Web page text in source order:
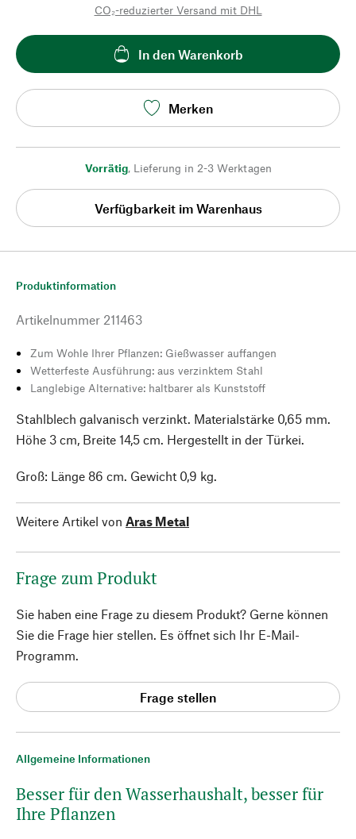
CO₂-reduzierter Versand mit DHL
In den Warenkorb
Merken
Vorrätig, Lieferung in 2-3 Werktagen
Verfügbarkeit im Warenhaus
Allgemeine Informationen
Besser für den Wasserhaushalt, besser für
Ihre Pflanzen
Produktinformation
Artikelnummer 211463
Zum Wohle Ihrer Pflanzen: Gießwasser auffangen
Wetterfeste Ausführung: aus verzinktem Stahl
Langlebige Alternative: haltbarer als Kunststoff
Stahlblech galvanisch verzinkt. Materialstärke 0,65 mm.
Höhe 3 cm, Breite 14,5 cm. Hergestellt in der Türkei.
Groß: Länge 86 cm. Gewicht 0,9 kg.
Weitere Artikel von Aras Metal
Frage zum Produkt
Sie haben eine Frage zu diesem Produkt? Gerne können
Sie die Frage hier stellen. Es öffnet sich Ihr E-Mail-
Programm.
Frage stellen